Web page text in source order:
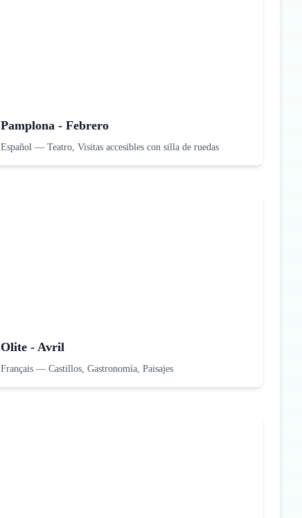
Pamplona - Febrero
Español — Teatro, Visitas accesibles con silla de ruedas
Olite - Avril
Français — Castillos, Gastronomía, Paisajes